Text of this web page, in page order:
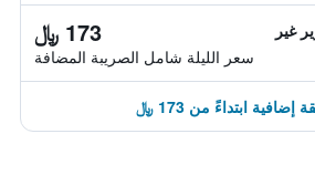
غير
173 ﷼
سعر الليلة شامل الصريبة المضافة